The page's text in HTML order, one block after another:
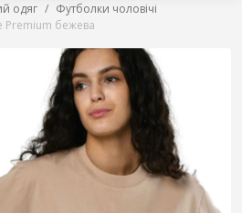
одяг
Футболки чоловічі
Premium бежева